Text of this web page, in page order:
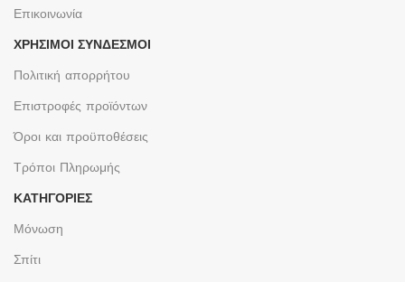
Επικοινωνία
ΧΡΉΣΙΜΟΙ ΣΎΝΔΕΣΜΟΙ
Πολιτική απορρήτου
Επιστροφές προϊόντων
Όροι και προϋποθέσεις
Τρόποι Πληρωμής
ΚΑΤΗΓΟΡΙΕΣ
Μόνωση
Σπίτι